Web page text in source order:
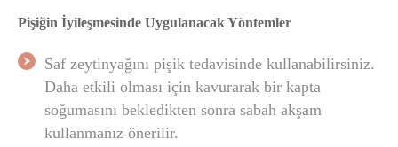
Pişiğin İyileşmesinde Uygulanacak Yöntemler
Saf zeytinyağını pişik tedavisinde kullanabilirsiniz.
Daha etkili olması için kavurarak bir kapta
soğumasını bekledikten sonra sabah akşam
kullanmanız önerilir.